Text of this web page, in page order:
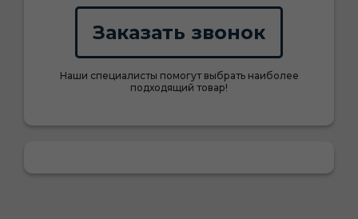
Заказать звонок
Наши специалисты помогут выбрать наиболее
подходящий товар!